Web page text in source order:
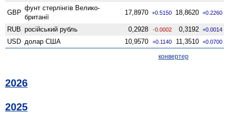
GBP
фунт стерлінгів Велико­
британії
17,8970 +0.5150 18,8620 +0.2260
RUB російський рубль 0,2928 -0.0002 0,3192 +0.0014
USD долар США 10,9570 +0.1140 11,3510 +0.0700
конвертер
2026
2025